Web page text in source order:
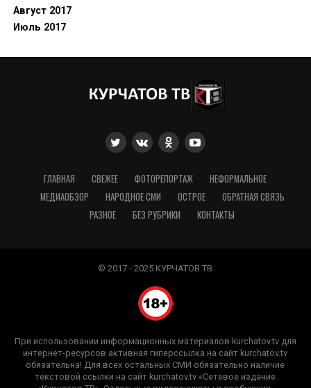
Август 2017
Июль 2017
ГЛАВНАЯ СВЕЖЕЕ ФОТОРЕПОРТАЖ
НЕФОРМАЛЬНОЕ
МЕДИАОБЗОР
НАРОДНОЕ СМИ ОСТРОЕ
ОБРАТНАЯ СВЯЗЬ
РАЗНОЕ
БЕЗ РУБРИКИ КОНТАКТЫ
© 2017 - 2025 КУРЧАТОВ ТВ
При использовании информационных материалов kurchatov.tv для
интернет-ресурсов активная гиперссылка на сайт kurchatov.tv
обязательна! Для всех остальных СМИ обязательно наличие
текстовой ссылки на сайт kurchatov.tv «Сетевое издание